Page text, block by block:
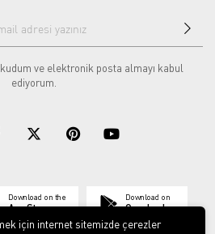
ve elektronik posta almayı kabul
ediyorum.
Download on the
App Store
Download on
Google play
için internet sitemizde çerezler